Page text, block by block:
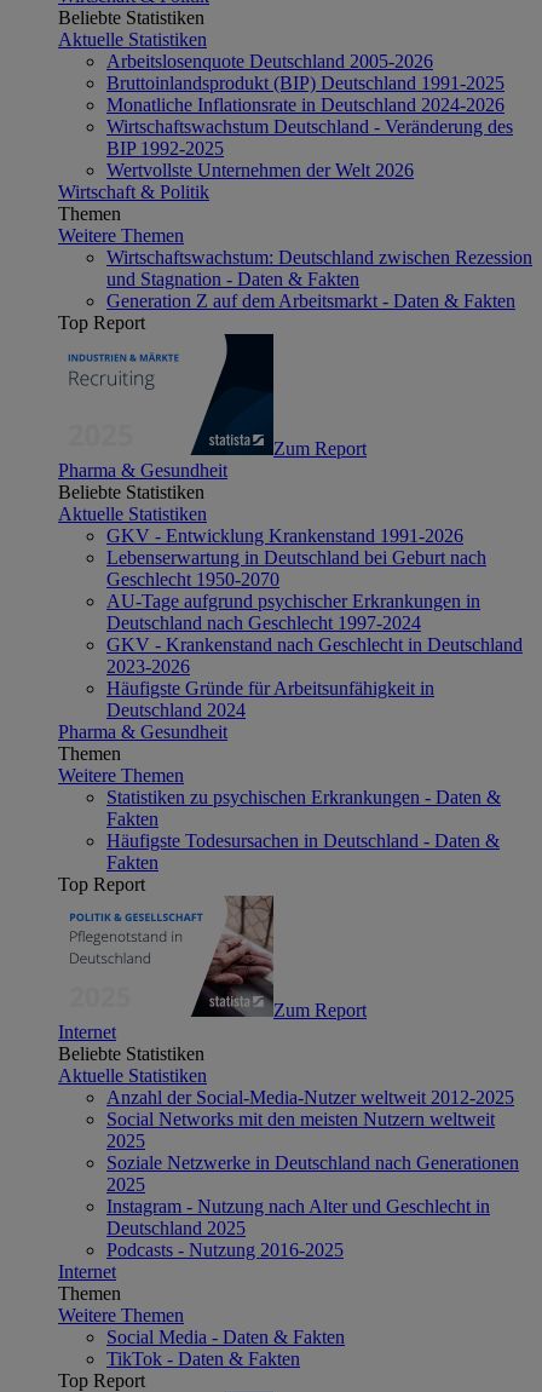
Beliebte Statistiken
Aktuelle Statistiken
Arbeitslosenquote Deutschland 2005-2026
Bruttoinlandsprodukt (BIP) Deutschland 1991-2025
Monatliche Inflationsrate in Deutschland 2024-2026
Wirtschaftswachstum Deutschland - Veränderung des
BIP 1992-2025
Wertvollste Unternehmen der Welt 2026
Wirtschaft & Politik
Themen
Weitere Themen
Wirtschaftswachstum: Deutschland zwischen Rezession
und Stagnation - Daten & Fakten
Generation Z auf dem Arbeitsmarkt - Daten & Fakten
Top Report
Zum Report
Pharma & Gesundheit
Beliebte Statistiken
Aktuelle Statistiken
GKV - Entwicklung Krankenstand 1991-2026
Lebenserwartung in Deutschland bei Geburt nach
Geschlecht 1950-2070
AU-Tage aufgrund psychischer Erkrankungen in
Deutschland nach Geschlecht 1997-2024
GKV - Krankenstand nach Geschlecht in Deutschland
2023-2026
Häufigste Gründe für Arbeitsunfähigkeit in
Deutschland 2024
Pharma & Gesundheit
Themen
Weitere Themen
Statistiken zu psychischen Erkrankungen - Daten &
Fakten
Häufigste Todesursachen in Deutschland - Daten &
Fakten
Top Report
Zum Report
Internet
Beliebte Statistiken
Aktuelle Statistiken
Anzahl der Social-Media-Nutzer weltweit 2012-2025
Social Networks mit den meisten Nutzern weltweit
2025
Soziale Netzwerke in Deutschland nach Generationen
2025
Instagram - Nutzung nach Alter und Geschlecht in
Deutschland 2025
Podcasts - Nutzung 2016-2025
Internet
Themen
Weitere Themen
Social Media - Daten & Fakten
TikTok - Daten & Fakten
Top Report